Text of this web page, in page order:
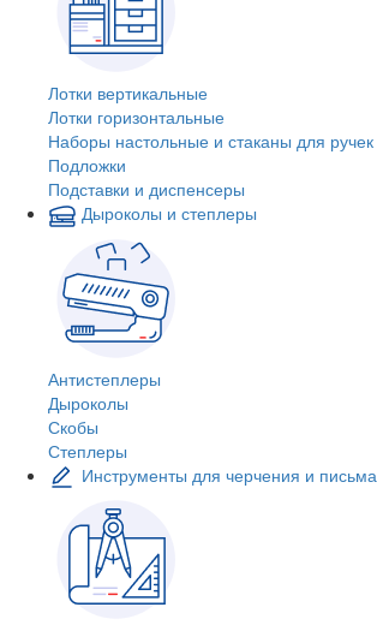
Лотки вертикальные
Лотки горизонтальные
Наборы настольные и стаканы для ручек
Подложки
Подставки и диспенсеры
Дыроколы и степлеры
Антистеплеры
Дыроколы
Скобы
Степлеры
Инструменты для черчения и письма